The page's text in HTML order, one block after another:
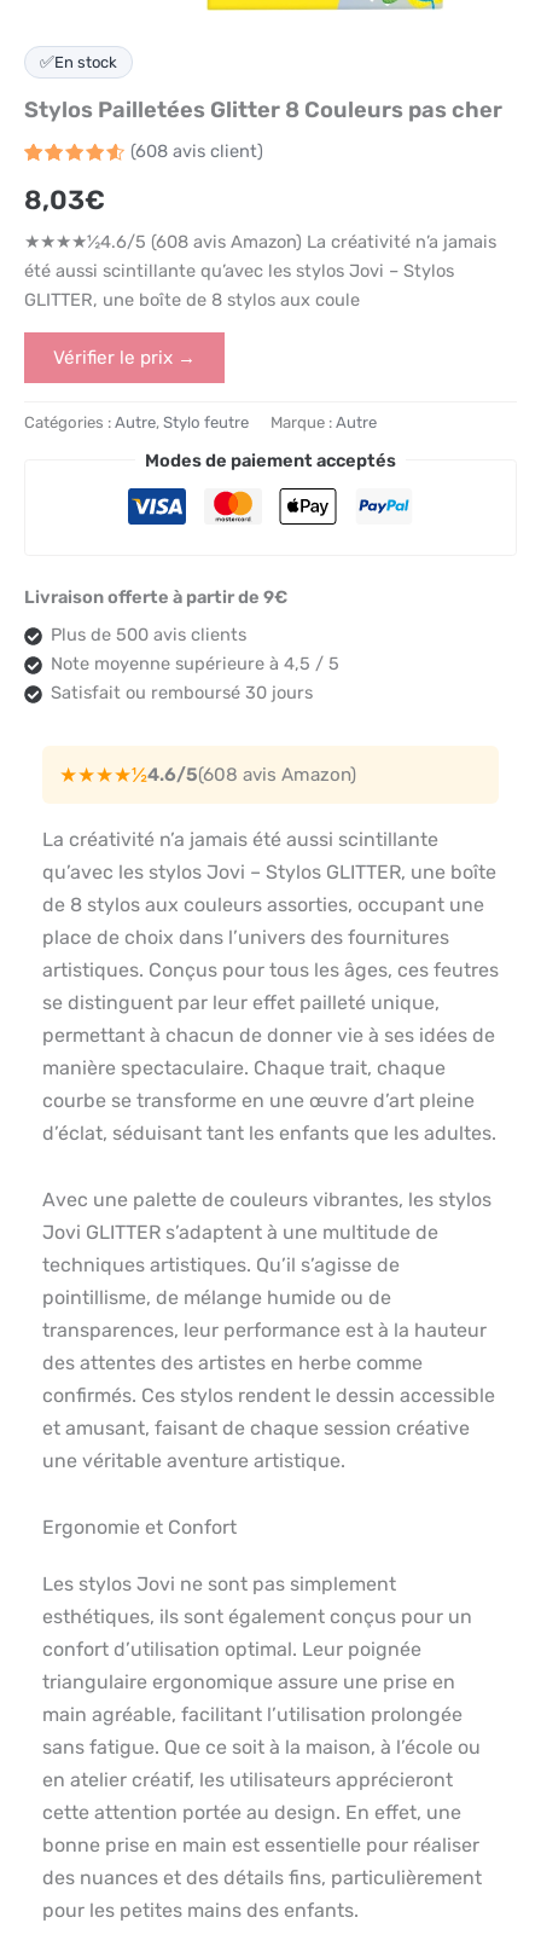
✅En stock
Stylos Pailletées Glitter 8 Couleurs pas cher
sur 5
basé
notations
client
(608avis client)
8,03€
★★★★½4.6/5 (608 avis Amazon) La créativité n’a jamais
été aussi scintillante qu’avec les stylos Jovi – Stylos
GLITTER, une boîte de 8 stylos aux coule
Vérifier le prix →
Catégories : Autre, Stylo feutre Marque : Autre
Modes de paiement acceptés
Livraison offerte à partir de 9€
Plus de 500 avis clients
Note moyenne supérieure à 4,5 / 5
Satisfait ou remboursé 30 jours
★★★★½4.6/5(608 avis Amazon)
La créativité n’a jamais été aussi scintillante
qu’avec les stylos Jovi – Stylos GLITTER, une boîte
de 8 stylos aux couleurs assorties, occupant une
place de choix dans l’univers des fournitures
artistiques. Conçus pour tous les âges, ces feutres
se distinguent par leur effet pailleté unique,
permettant à chacun de donner vie à ses idées de
manière spectaculaire. Chaque trait, chaque
courbe se transforme en une œuvre d’art pleine
d’éclat, séduisant tant les enfants que les adultes.
Avec une palette de couleurs vibrantes, les stylos
Jovi GLITTER s’adaptent à une multitude de
techniques artistiques. Qu’il s’agisse de
pointillisme, de mélange humide ou de
transparences, leur performance est à la hauteur
des attentes des artistes en herbe comme
confirmés. Ces stylos rendent le dessin accessible
et amusant, faisant de chaque session créative
une véritable aventure artistique.
Ergonomie et Confort
Les stylos Jovi ne sont pas simplement
esthétiques, ils sont également conçus pour un
confort d’utilisation optimal. Leur poignée
triangulaire ergonomique assure une prise en
main agréable, facilitant l’utilisation prolongée
sans fatigue. Que ce soit à la maison, à l’école ou
en atelier créatif, les utilisateurs apprécieront
cette attention portée au design. En effet, une
bonne prise en main est essentielle pour réaliser
des nuances et des détails fins, particulièrement
pour les petites mains des enfants.